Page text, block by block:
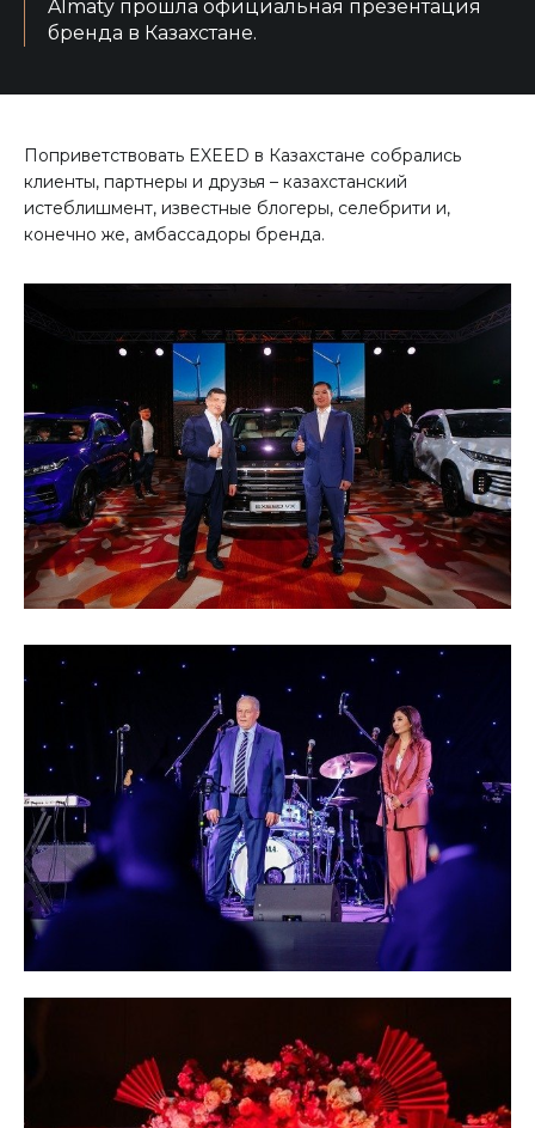
Almaty прошла официальная презентация
бренда в Казахстане.
Поприветствовать EXEED в Казахстане собрались
клиенты, партнеры и друзья – казахстанский
истеблишмент, известные блогеры, селебрити и,
конечно же, амбассадоры бренда.